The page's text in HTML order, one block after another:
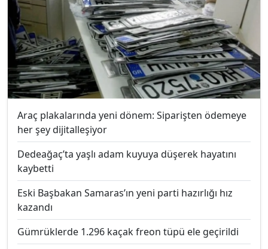
Araç plakalarında yeni dönem: Siparişten ödemeye
her şey dijitalleşiyor
Dedeağaç’ta yaşlı adam kuyuya düşerek hayatını
kaybetti
Eski Başbakan Samaras’ın yeni parti hazırlığı hız
kazandı
Gümrüklerde 1.296 kaçak freon tüpü ele geçirildi